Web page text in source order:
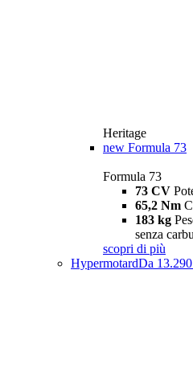
Heritage
new Formula 73
Formula 73
73 CV
65,2 Nm
183 kg
senza
scopri di più
HypermotardDa